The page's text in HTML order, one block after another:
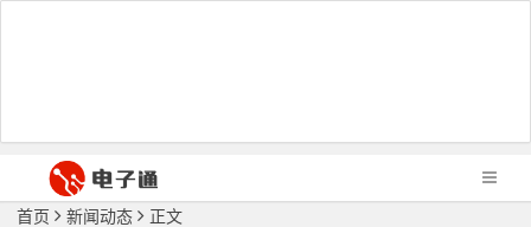
首页 新闻动态 正文